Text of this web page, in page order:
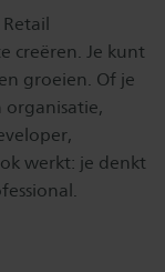
creëren. Je kunt
groeien. Of je
organisatie,
werkt: je denkt